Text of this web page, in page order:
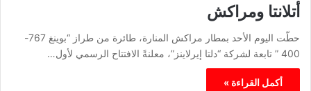
أتلانتا ومراكش
حطّت اليوم الأحد بمطار مراكش المنارة، طائرة من طراز “بوينغ 767-
400 ” تابعة لشركة “دلتا إيرلاينز”، معلنةً الافتتاح الرسمي لأول…
أكمل القراءة »